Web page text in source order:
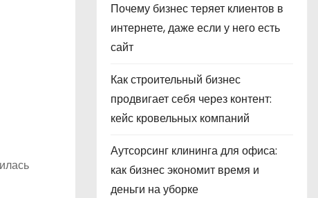
Почему бизнес теряет клиентов в
интернете, даже если у него есть
сайт
Как строительный бизнес
продвигает себя через контент:
кейс кровельных компаний
Аутсорсинг клининга для офиса:
как бизнес экономит время и
деньги на уборке